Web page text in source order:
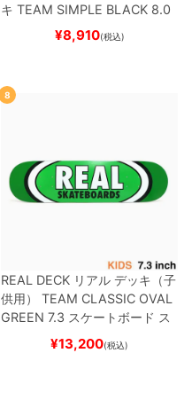
キ TEAM SIMPLE BLACK 8.0
ブランク（BBS / GENERATO
スケートボード スケボー
¥8,910(税込)
8
REAL DECK リアル デッキ（子
供用）
TEAM CLASSIC OVAL
GREEN 7.3 スケートボード ス
¥13,200(税込)